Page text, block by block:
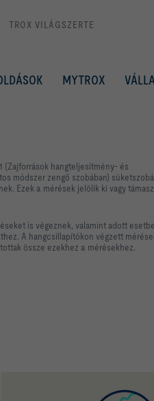
TROX VILÁGSZERTE
MYTROX
(Zajforrások hangteljesítmény- és
módszer zengő szobában)
Ezek a mérések jelölik ki vagy
is végeznek, valamint adott
A hangcsillapítókon végzett
össze ezekhez a mérésekhez.